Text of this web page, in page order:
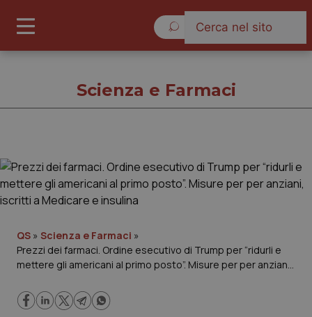
Cronache
Governo e Parlamento
Regioni e Asl
Lavoro e Professioni
Scienza e Farmaci
QS » Scienza e Farmaci »
Prezzi dei farmaci. Ordine esecutivo di Trump per “ridurli e
mettere gli americani al primo posto”. Misure per per anziani,